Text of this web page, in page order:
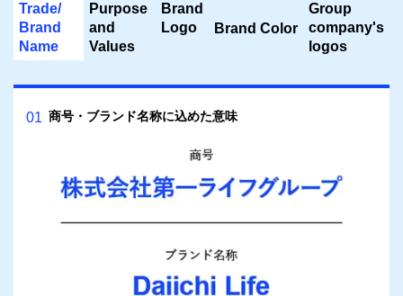
Trade/
Brand
Name
Purpose
and
Values
Brand
Logo
Brand Color
Group
company's
logos
01 商号・ブランド名称に込めた意味